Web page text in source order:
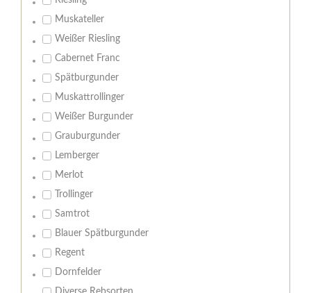
Muskateller
Weißer Riesling
Cabernet Franc
Spätburgunder
Muskattrollinger
Weißer Burgunder
Grauburgunder
Lemberger
Merlot
Trollinger
Samtrot
Blauer Spätburgunder
Regent
Dornfelder